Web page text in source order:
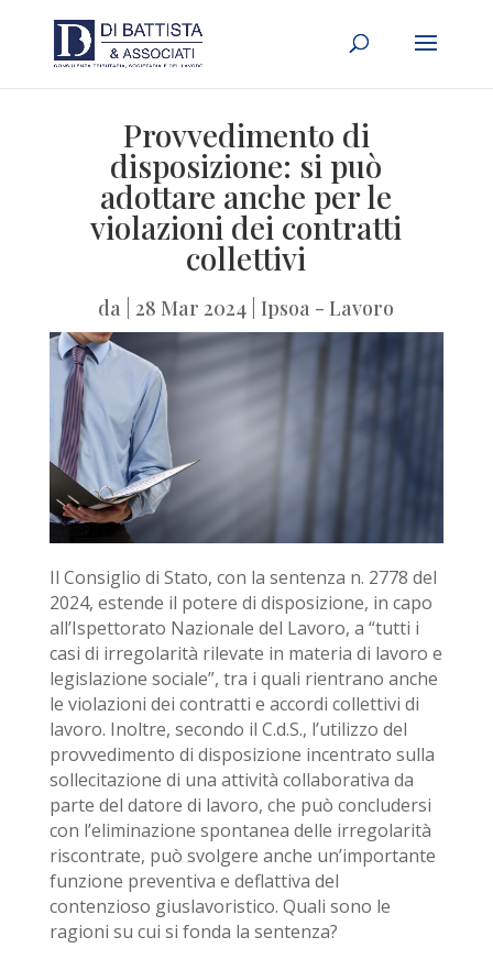
Provvedimento di
disposizione: si può
adottare anche per le
violazioni dei contratti
collettivi
da |28 Mar 2024 |Ipsoa - Lavoro
Il Consiglio di Stato, con la sentenza n. 2778 del
2024, estende il potere di disposizione, in capo
all’Ispettorato Nazionale del Lavoro, a “tutti i
casi di irregolarità rilevate in materia di lavoro e
legislazione sociale”, tra i quali rientrano anche
le violazioni dei contratti e accordi collettivi di
lavoro. Inoltre, secondo il C.d.S., l’utilizzo del
provvedimento di disposizione incentrato sulla
sollecitazione di una attività collaborativa da
parte del datore di lavoro, che può concludersi
con l’eliminazione spontanea delle irregolarità
riscontrate, può svolgere anche un’importante
funzione preventiva e deflattiva del
contenzioso giuslavoristico. Quali sono le
ragioni su cui si fonda la sentenza?